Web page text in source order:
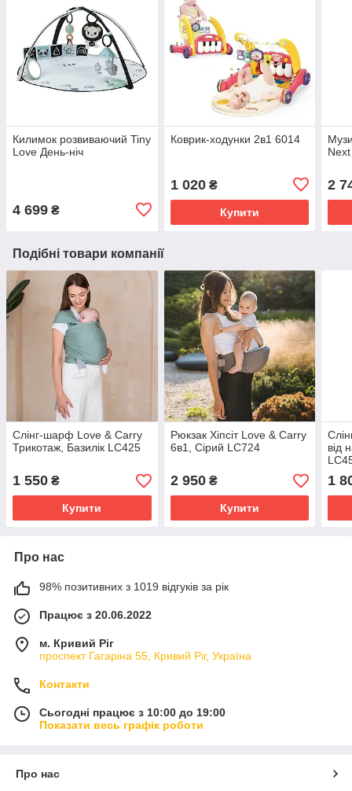
Килимок розвиваючий Tiny
Love День-ніч
4 699 ₴
Коврик-ходунки 2в1 6014
1 020₴
Купити
2
Подібні товари компанії
Слінг-шарф Love & Carry
Трикотаж, Базилік LC425
1 550 ₴
Купити
Рюкзак Хіпсіт Love & Carry
6в1, Сірий LC724
2 950₴
Купити
від
1
Про нас
98% позитивних з 1019 відгуків за рік
Працює з 20.06.2022
м. Кривий Ріг
проспект Гагаріна 55, Кривий Ріг, Україна
Контакти
Сьогодні працює з 10:00 до 19:00
Показати весь графік роботи
Про нас